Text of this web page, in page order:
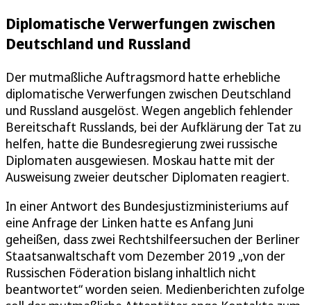
Diplomatische Verwerfungen zwischen
Deutschland und Russland
Der mutmaßliche Auftragsmord hatte erhebliche
diplomatische Verwerfungen zwischen Deutschland
und Russland ausgelöst. Wegen angeblich fehlender
Bereitschaft Russlands, bei der Aufklärung der Tat zu
helfen, hatte die Bundesregierung zwei russische
Diplomaten ausgewiesen. Moskau hatte mit der
Ausweisung zweier deutscher Diplomaten reagiert.
In einer Antwort des Bundesjustizministeriums auf
eine Anfrage der Linken hatte es Anfang Juni
geheißen, dass zwei Rechtshilfeersuchen der Berliner
Staatsanwaltschaft vom Dezember 2019 „von der
Russischen Föderation bislang inhaltlich nicht
beantwortet“ worden seien. Medienberichten zufolge